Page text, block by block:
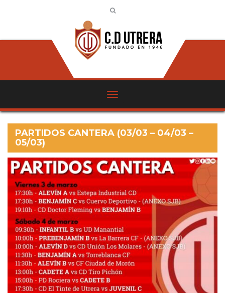
PARTIDOS CANTERA (03/03 – 04/03 –
05/03)